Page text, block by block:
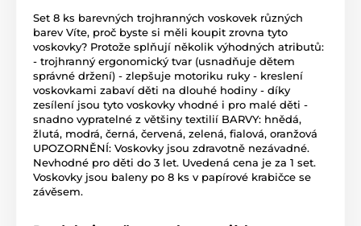
Set 8 ks barevných trojhranných voskovek různých
barev Víte, proč byste si měli koupit zrovna tyto
voskovky? Protože splňují několik výhodných atributů:
- trojhranný ergonomický tvar (usnadňuje dětem
správné držení) - zlepšuje motoriku ruky - kreslení
voskovkami zabaví děti na dlouhé hodiny - díky
zesílení jsou tyto voskovky vhodné i pro malé děti -
snadno vypratelné z většiny textilií BARVY: hnědá,
žlutá, modrá, černá, červená, zelená, fialová, oranžová
UPOZORNĚNÍ: Voskovky jsou zdravotně nezávadné.
Nevhodné pro děti do 3 let. Uvedená cena je za 1 set.
Voskovky jsou baleny po 8 ks v papírové krabičce se
závěsem.